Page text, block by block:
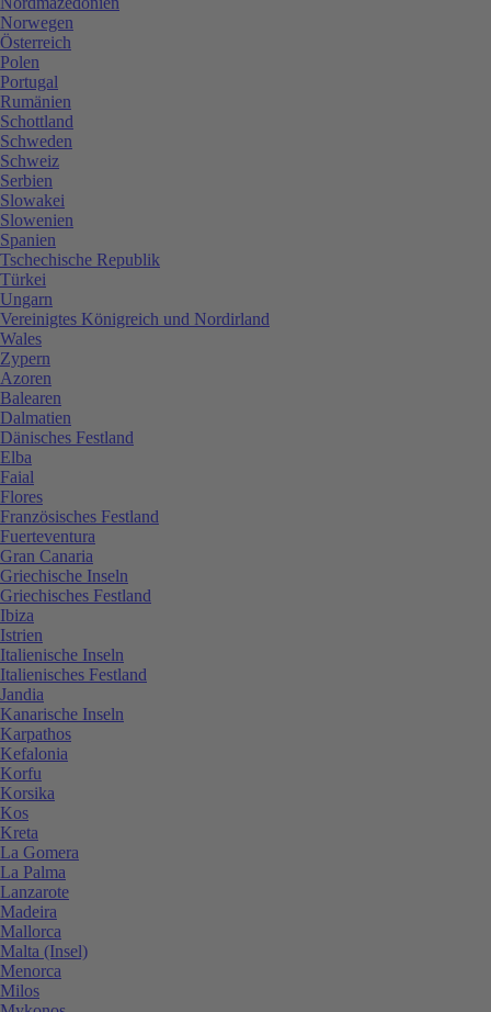
Norwegen
Österreich
Polen
Portugal
Rumänien
Schottland
Schweden
Schweiz
Serbien
Slowakei
Slowenien
Spanien
Tschechische Republik
Türkei
Ungarn
Vereinigtes Königreich und Nordirland
Wales
Zypern
Azoren
Balearen
Dalmatien
Dänisches Festland
Elba
Faial
Flores
Französisches Festland
Fuerteventura
Gran Canaria
Griechische Inseln
Griechisches Festland
Ibiza
Istrien
Italienische Inseln
Italienisches Festland
Jandia
Kanarische Inseln
Karpathos
Kefalonia
Korfu
Korsika
Kos
Kreta
La Gomera
La Palma
Lanzarote
Madeira
Mallorca
Malta (Insel)
Menorca
Milos